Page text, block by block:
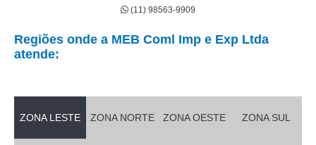
(11) 98563-9909
Regiões onde a MEB Coml Imp e Exp Ltda
atende:
ZONA LESTE ZONA NORTE ZONA OESTE ZONA SUL